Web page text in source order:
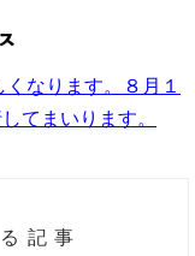
なります。８月１
てまいります。
記事